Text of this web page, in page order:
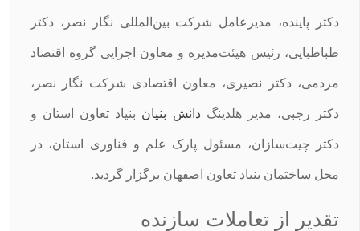
دکتر پاینده، مدیرعامل شرکت بین‌المللی نگار نصر، دکتر
طباطبایی، رئیس هیئت‌مدیره و معاون اجرایی گروه اقتصاد
مردمی، دکتر نصیری، معاون اقتصادی شرکت نگار نصر،
دکتر رجبی، مدیر هلدینگدانش بنیان بنیاد تعاون استان و
دکتر چیت‌سازان، مسئول پارک علم و فناوری استان، در
محل ساختمان بنیاد تعاون اصفهان برگزار گردید.
تقدیر از تعاملات سازنده